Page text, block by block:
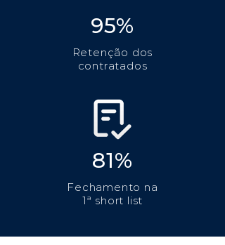
95%
Retenção dos
contratados
81%
Fechamento na
1ª short list